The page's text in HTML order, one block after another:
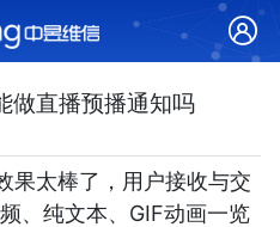
做直播预播通知吗
果太棒了，用户接收与交
、纯文本、GIF动画一览